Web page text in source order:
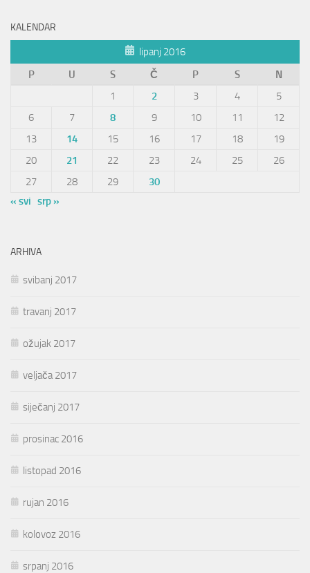
KALENDAR
lipanj 2016
P
U S Č P S
N
1
2 3 4
5
6
7 8 9 10 11
12
13
14 15 16 17 18
19
20
21 22 23 24 25
26
27
28 29
30
« svi srp »
ARHIVA
svibanj 2017
travanj 2017
ožujak 2017
veljača 2017
siječanj 2017
prosinac 2016
listopad 2016
rujan 2016
kolovoz 2016
srpanj 2016